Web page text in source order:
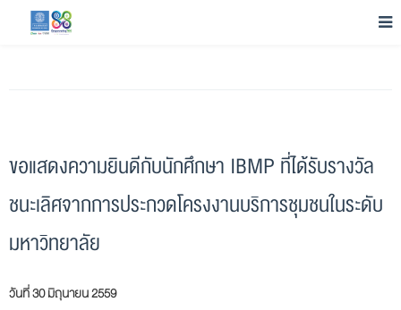
ขอแสดงความยินดีกับนักศึกษา IBMP ที่ได้รับรางวัล
ชนะเลิศจากการประกวดโครงงานบริการชุมชนในระดับ
มหาวิทยาลัย
วันที่ 30 มิถุนายน 2559